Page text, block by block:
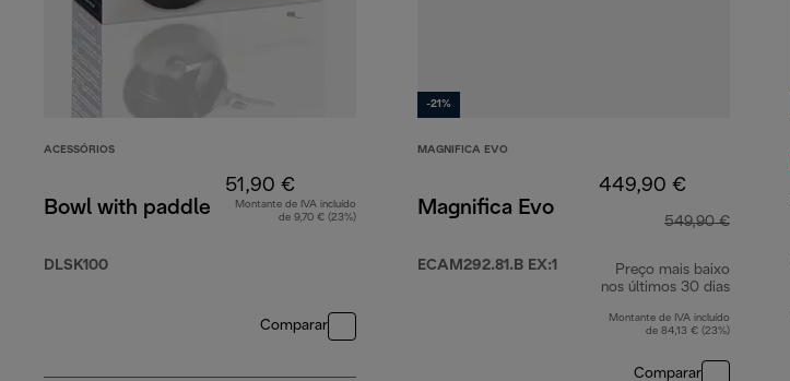
ACESSÓRIOS
Bowl with paddle
DLSK100
51,90 €
Montante de IVA incluído
de 9,70 € (23%)
Comparar
-21%
MAGNIFICA EVO
Magnifica Evo
ECAM292.81.B EX:1
449,90 €
549,90 €
Preço mais baixo
nos últimos 30 dias
Montante de IVA incluído
de 84,13 € (23%)
Comparar